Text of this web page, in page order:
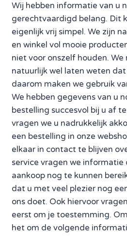
Wij hebben informatie van u
gerechtvaardigd belang. Dit
eigenlijk vrij simpel. We zijn
en winkel vol mooie
niet voor onszelf houden.
natuurlijk wel laten weten dat
daarom maken we gebruik
We hebben gegevens van u
bestelling succesvol bij u af
vragen we u nadrukkelijk
een bestelling in onze
elkaar in contact te blijven
service vragen we informatie
aankoop nog te kunnen
dat u met veel plezier nog
ons doet. Ook hiervoor
eerst om je toestemming.
het om de volgende